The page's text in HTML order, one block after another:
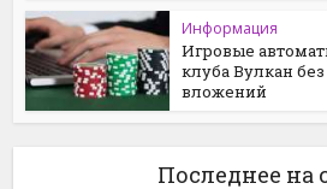
Информация
Игровые
клуба Вулкан без
вложений
Последнее на